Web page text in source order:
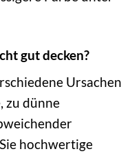
gut decken?
Ursachen
zu dünne
hochwertige